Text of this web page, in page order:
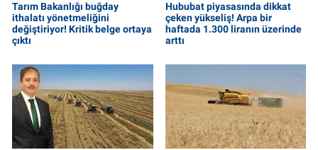
Tarım Bakanlığı buğday
ithalatı yönetmeliğini
değiştiriyor! Kritik belge ortaya
çıktı
Hububat piyasasında dikkat
çeken yükseliş! Arpa bir
haftada 1.300 liranın üzerinde
arttı